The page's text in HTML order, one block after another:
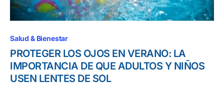
Salud & Bienestar
PROTEGER LOS OJOS EN VERANO: LA
IMPORTANCIA DE QUE ADULTOS Y NIÑOS
USEN LENTES DE SOL